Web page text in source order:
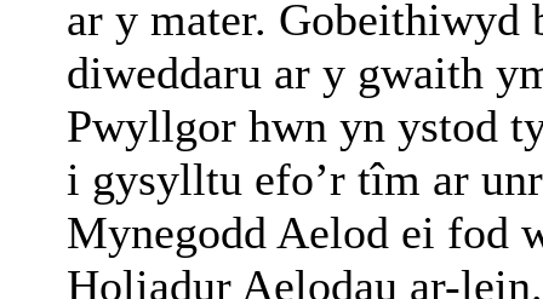
ar y mater. Gobeithiwyd
diweddaru ar y gwaith
Pwyllgor hwn yn ystod
i gysylltu efo’r tîm ar
Mynegodd Aelod ei fod
Holiadur Aelodau ar-